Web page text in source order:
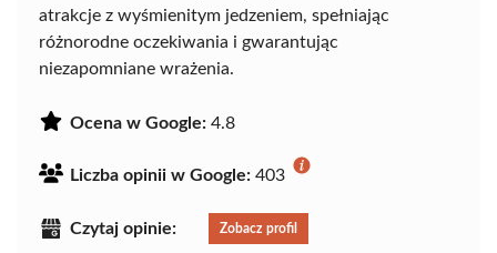
atrakcje z wyśmienitym jedzeniem, spełniając
różnorodne oczekiwania i gwarantując
niezapomniane wrażenia.
Ocena w Google: 4.8
Liczba opinii w Google: 403
Czytaj opinie: Zobacz profil